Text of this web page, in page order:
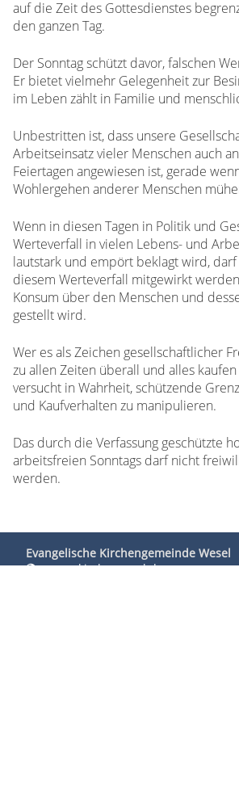
auf die Zeit des Gottesdienstes
den ganzen Tag.
Der Sonntag schützt davor, falschen
Er bietet vielmehr Gelegenheit zur
im Leben zählt in Familie und
Unbestritten ist, dass unsere
Arbeitseinsatz vieler Menschen auch
Feiertagen angewiesen ist, gerade
Wohlergehen anderer Menschen
Wenn in diesen Tagen in Politik und
Werteverfall in vielen Lebens- und
lautstark und empört beklagt wird,
diesem Werteverfall mitgewirkt
Konsum über den Menschen und
gestellt wird.
Wer es als Zeichen gesellschaftlicher
zu allen Zeiten überall und alles
versucht in Wahrheit, schützende
und Kaufverhalten zu manipulieren.
Das durch die Verfassung geschützte
arbeitsfreien Sonntags darf nicht
werden.
Evangelische Kirchengemeinde Wesel
www.kirche-wesel.de